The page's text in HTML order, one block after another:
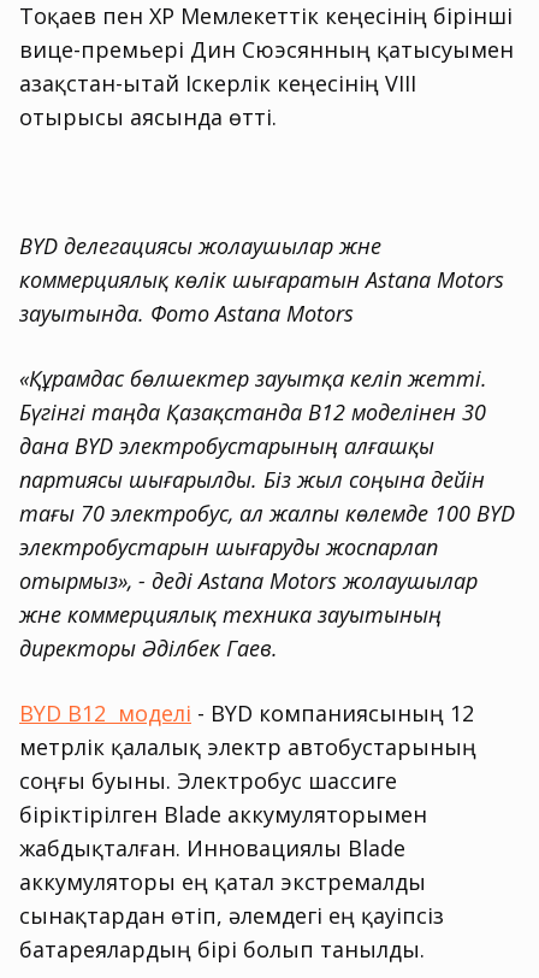
Тоқаев пен ҚХР Мемлекеттік кеңесінің бірінші
вице-премьері Дин Сюэсянның қатысуымен
Қазақстан-Қытай Іскерлік кеңесінің VIII
отырысы аясында өтті.
BYD делегациясы жолаушылар және
коммерциялық көлік шығаратын Astana Motors
зауытында. Фото Astana Motors
«Құрамдас бөлшектер зауытқа келіп жетті.
Бүгінгі таңда Қазақстанда B12 моделінен 30
дана BYD электробустарының алғашқы
партиясы шығарылды. Біз жыл соңына дейін
тағы 70 электробус, ал жалпы көлемде 100 BYD
электробустарын шығаруды жоспарлап
отырмыз», - деді Astana Motors жолаушылар
және коммерциялық техника зауытының
директоры Әділбек Гаев.
BYD B12 моделі - BYD компаниясының 12
метрлік қалалық электр автобустарының
соңғы буыны. Электробус шассиге
біріктірілген Blade аккумуляторымен
жабдықталған. Инновациялы Blade
аккумуляторы ең қатал экстремалды
сынақтардан өтіп, әлемдегі ең қауіпсіз
батареялардың бірі болып танылды.